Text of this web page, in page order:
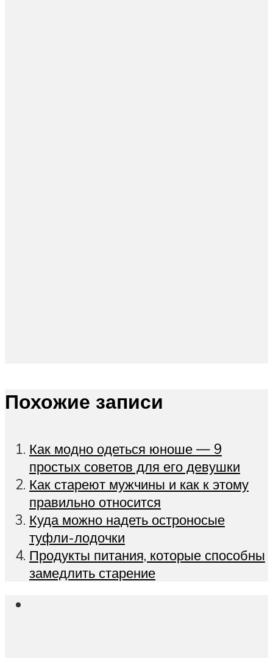
Похожие записи
Как модно одеться юноше — 9
простых советов для его девушки
Как стареют мужчины и как к этому
правильно относится
Куда можно надеть остроносые
туфли-лодочки
Продукты питания, которые способны
замедлить старение